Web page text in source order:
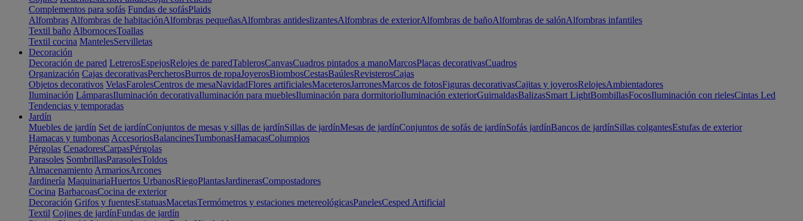
Complementos para sofás Fundas de sofásPlaids
Alfombras Alfombras de habitaciónAlfombras pequeñasAlfombras antideslizantesAlfombras de exteriorAlfombras de bañoAlfombras de salónAlfombras infantiles
Textil baño AlbornocesToallas
Textil cocina MantelesServilletas
Decoración
Decoración de pared LetrerosEspejosRelojes de paredTablerosCanvasCuadros pintados a manoMarcosPlacas decorativasCuadros
Organización Cajas decorativasPercherosBurros de ropaJoyerosBiombosCestasBaúlesRevisterosCajas
Objetos decorativos VelasFarolesCentros de mesaNavidadFlores artificialesMaceterosJarronesMarcos de fotosFiguras decorativasCajitas y joyerosRelojesAmbientadores
Iluminación LámparasIluminación decorativaIluminación para mueblesIluminación para dormitorioIluminación exteriorGuirnaldasBalizasSmart LightBombillasFocosIluminación con rielesCintas Led
Tendencias y temporadas
Jardín
Muebles de jardín Set de jardínConjuntos de mesas y sillas de jardínSillas de jardínMesas de jardínConjuntos de sofás de jardínSofás jardínBancos de jardínSillas colgantesEstufas de exterior
Hamacas y tumbonas AccesoriosBalancinesTumbonasHamacasColumpios
Pérgolas CenadoresCarpasPérgolas
Parasoles SombrillasParasolesToldos
Almacenamiento ArmariosArcones
Jardinería MaquinariaHuertos UrbanosRiegoPlantasJardinerasCompostadores
Cocina BarbacoasCocina de exterior
Decoración Grifos y fuentesEstatuasMacetasTermómetros y estaciones metereológicasPanelesCesped Artificial
Textil Cojines de jardínFundas de jardín